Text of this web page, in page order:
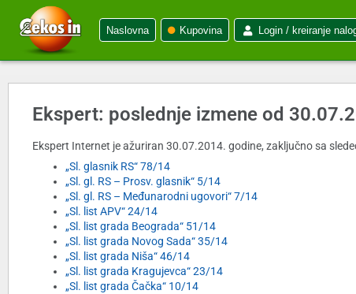
Naslovna Kupovina Login / kreiranje
Ekspert: poslednje izmene od
Ekspert Internet je ažuriran 30.07.2014. godine, zaključno sa
„Sl. glasnik RS“ 78/14
„Sl. gl. RS – Prosv. glasnik“ 5/14
„Sl. gl. RS – Međunarodni ugovori“ 7/14
„Sl. list APV“ 24/14
„Sl. list grada Beograda“ 51/14
„Sl. list grada Novog Sada“ 35/14
„Sl. list grada Niša“ 46/14
„Sl. list grada Kragujevca“ 23/14
„Sl. list grada Čačka“ 10/14